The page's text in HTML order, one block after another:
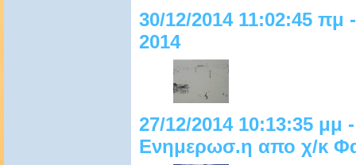
30/12/2014 11:02:45
2014
27/12/2014 10:13:35 μμ
Ενημερωσ.η απο χ/κ